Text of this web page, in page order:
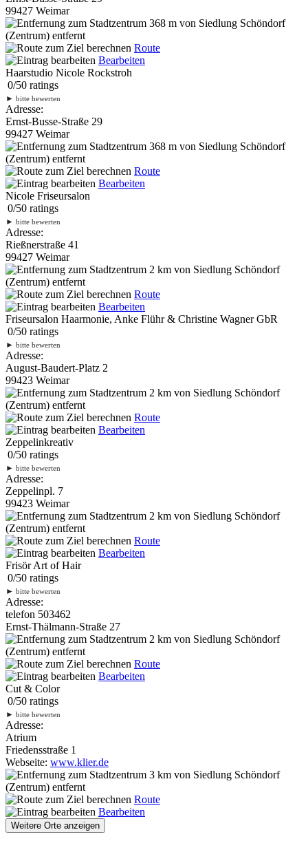
99427 Weimar
368 m von Siedlung Schöndorf
(Zentrum) entfernt
Route
Bearbeiten
Haarstudio Nicole Rockstroh
0/50 ratings
► bitte bewerten
Adresse:
Ernst-Busse-Straße 29
99427 Weimar
368 m von Siedlung Schöndorf
(Zentrum) entfernt
Route
Bearbeiten
Nicole Friseursalon
0/50 ratings
► bitte bewerten
Adresse:
Rießnerstraße 41
99427 Weimar
2 km von Siedlung Schöndorf
(Zentrum) entfernt
Route
Bearbeiten
Friseursalon Haarmonie, Anke Flühr & Christine Wagner GbR
0/50 ratings
► bitte bewerten
Adresse:
August-Baudert-Platz 2
99423 Weimar
2 km von Siedlung Schöndorf
(Zentrum) entfernt
Route
Bearbeiten
Zeppelinkreativ
0/50 ratings
► bitte bewerten
Adresse:
Zeppelinpl. 7
99423 Weimar
2 km von Siedlung Schöndorf
(Zentrum) entfernt
Route
Bearbeiten
Frisör Art of Hair
0/50 ratings
► bitte bewerten
Adresse:
telefon 503462
Ernst-Thälmann-Straße 27
2 km von Siedlung Schöndorf
(Zentrum) entfernt
Route
Bearbeiten
Cut & Color
0/50 ratings
► bitte bewerten
Adresse:
Atrium
Friedensstraße 1
Webseite: www.klier.de
3 km von Siedlung Schöndorf
(Zentrum) entfernt
Route
Bearbeiten
Weitere Orte anzeigen